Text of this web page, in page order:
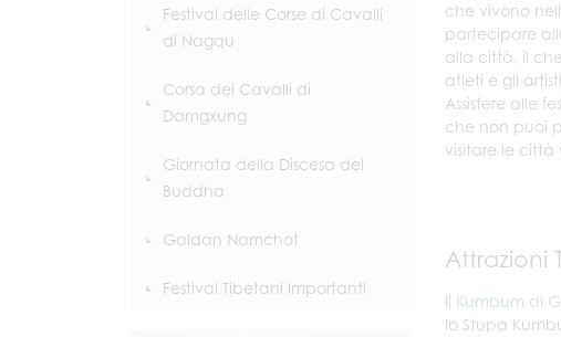
Festival delle Corse di Cavalli
di Nagqu
Corsa dei Cavalli di
Damgxung
Giornata della Discesa del
Buddha
Galdan Namchot
Festival Tibetani Importanti
che vivono
partecipare
alla città, il
atleti e gli
Assistere alle
che non puoi
visitare le città
Attrazioni
Il Kumbum di
lo Stupa